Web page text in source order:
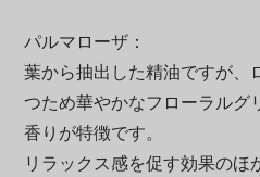
パルマローザ：
葉から抽出した精油ですが、
つため華やかなフローラルグ
香りが特徴です。
リラックス感を促す効果の